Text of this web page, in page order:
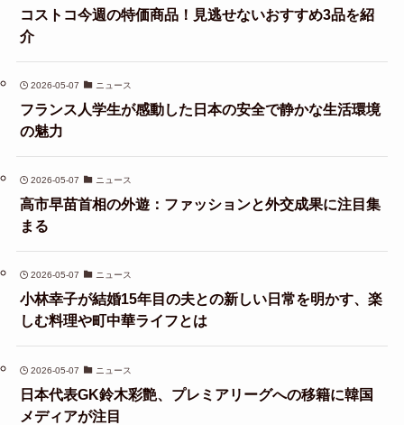
コストコ今週の特価商品！見逃せないおすすめ3品を紹
介
2026-05-07 ニュース
フランス人学生が感動した日本の安全で静かな生活環境
の魅力
2026-05-07 ニュース
高市早苗首相の外遊：ファッションと外交成果に注目集
まる
2026-05-07 ニュース
小林幸子が結婚15年目の夫との新しい日常を明かす、楽
しむ料理や町中華ライフとは
2026-05-07 ニュース
日本代表GK鈴木彩艶、プレミアリーグへの移籍に韓国
メディアが注目